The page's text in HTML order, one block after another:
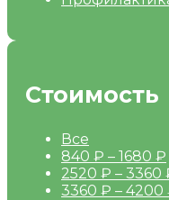
Стоимость
Все
840 ₽ – 1680 ₽
2520 ₽ – 3360
3360 ₽ – 4200